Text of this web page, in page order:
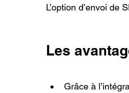
L’option d’envoi de
Les
Grâce à